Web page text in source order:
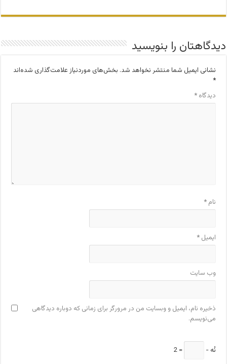
دیدگاهتان را بنویسید
نشانی ایمیل شما منتشر نخواهد شد. بخش‌های موردنیاز علامت‌گذاری شده‌اند
*
دیدگاه*
نام*
ایمیل*
وب‌ سایت
ذخیره نام، ایمیل و وبسایت من در مرورگر برای زمانی که دوباره دیدگاهی
می‌نویسم.
نُه − = 2